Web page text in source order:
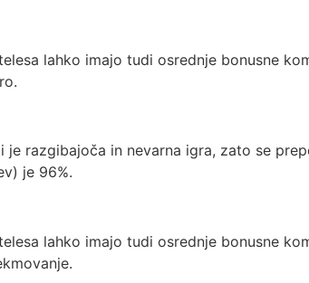
lahko imajo tudi osrednje bonusne
je razgibajoča in nevarna igra, zato se
je 96%.
lahko imajo tudi osrednje bonusne